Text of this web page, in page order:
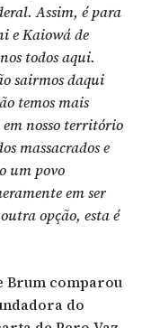
Assim, é para
e Kaiowá de
todos aqui.
sairmos daqui
temos mais
nosso território
massacrados e
um povo
em ser
opção, esta é
Brum comparou
do